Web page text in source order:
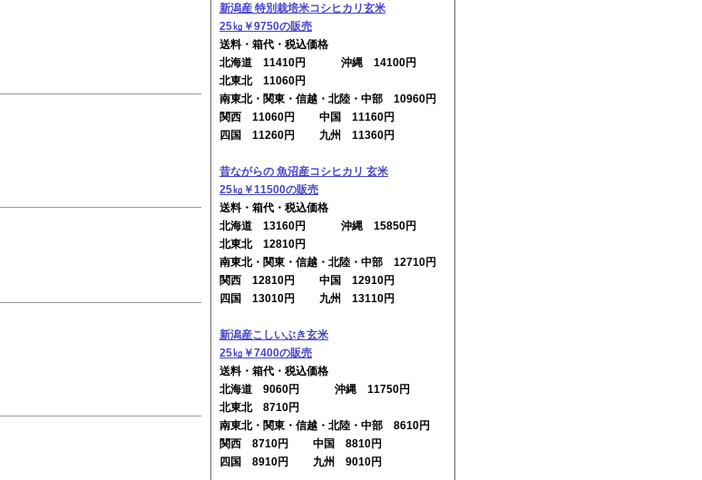
新潟産 特別栽培米コシヒカリ玄米
25㎏￥9750の販売
送料・箱代・税込価格
北海道 11410円 沖縄 14100円
北東北 11060円
南東北・関東・信越・北陸・中部 10960円
関西 11060円 中国 11160円
四国 11260円 九州 11360円
昔ながらの 魚沼産コシヒカリ 玄米
25㎏￥11500の販売
送料・箱代・税込価格
北海道 13160円 沖縄 15850円
北東北 12810円
南東北・関東・信越・北陸・中部 12710円
関西 12810円 中国 12910円
四国 13010円 九州 13110円
新潟産こしいぶき玄米
25㎏￥7400の販売
送料・箱代・税込価格
北海道 9060円 沖縄 11750円
北東北 8710円
南東北・関東・信越・北陸・中部 8610円
関西 8710円 中国 8810円
四国 8910円 九州 9010円